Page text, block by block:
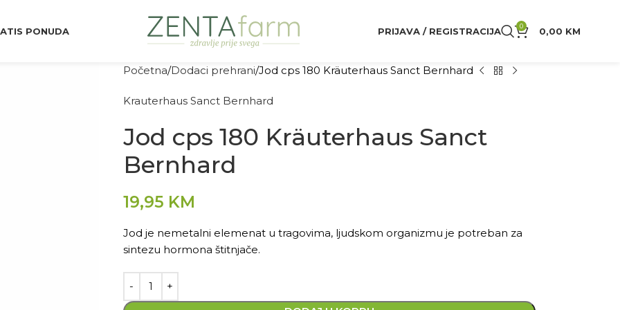
PONUDA PRIJAVA / REGISTRACIJA 0 0,00 KM
Početna Dodaci prehrani Jod cps 180 Kräuterhaus Sanct Bernhard
Krauterhaus Sanct Bernhard
Jod cps 180 Kräuterhaus Sanct
Bernhard
19,95 KM
Jod je nemetalni elemenat u tragovima, ljudskom organizmu je potreban za
sintezu hormona štitnjače.